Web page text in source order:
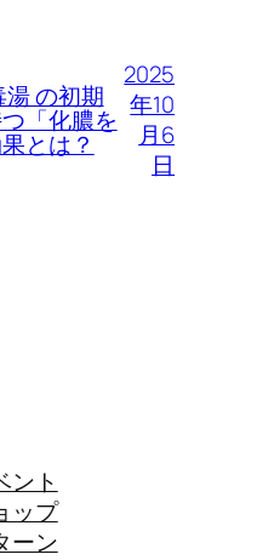
の初期
「化膿を
とは？
2025
年10
月6
日
ント
ップ
ーン